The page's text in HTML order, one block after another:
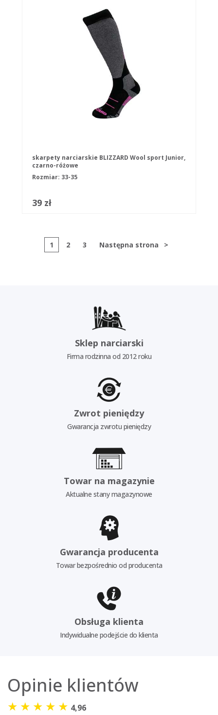
skarpety narciarskie BLIZZARD Wool sport Junior,
czarno-różowe
Rozmiar: 33-35
39 zł
1 2 3 Następna strona >
Sklep narciarski
Firma rodzinna od 2012 roku
Zwrot pieniędzy
Gwarancja zwrotu pieniędzy
Towar na magazynie
Aktualne stany magazynowe
Gwarancja producenta
Towar bezpośrednio od producenta
Obsługa klienta
Indywidualne podejście do klienta
Opinie klientów
★ ★ ★ ★ ★ 4,96